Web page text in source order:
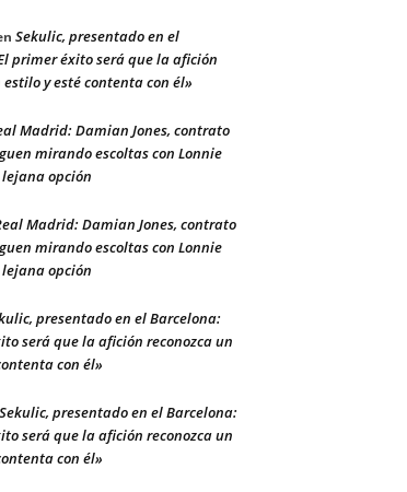
Sekulic, presentado en el
primer éxito será que la afición
estilo y esté contenta con él»
Madrid: Damian Jones, contrato
mirando escoltas con Lonnie
opción
Madrid: Damian Jones, contrato
mirando escoltas con Lonnie
opción
presentado en el Barcelona:
será que la afición reconozca un
con él»
Sekulic, presentado en el Barcelona:
será que la afición reconozca un
con él»